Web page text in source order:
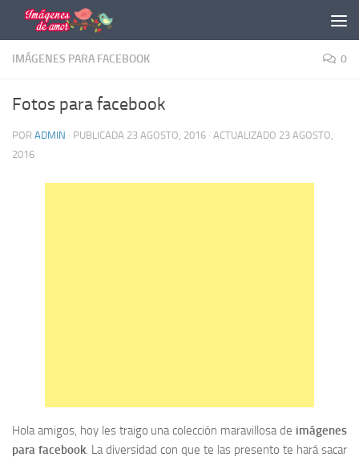
Saltar al contenido
IMÁGENES PARA FACEBOOK 0
Fotos para facebook
POR ADMIN · PUBLICADA 23 AGOSTO, 2016 · ACTUALIZADO 23 AGOSTO,
2016
Hola amigos, hoy les traigo una colección maravillosa de imágenes
para facebook. La diversidad con que te las presento te hará sacar